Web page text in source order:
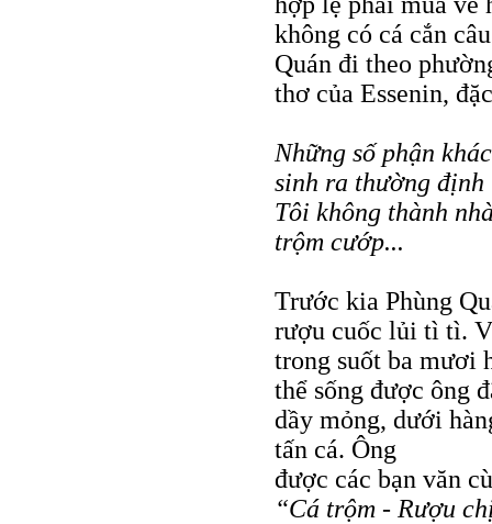
không có cá cắn
Quán đi theo
thơ của Essenin,
Những số phận
sinh ra thường
Tôi không thành
trộm cướp...
Trước kia Phùng
rượu cuốc lủi tì tì.
trong suốt ba mươi
thể sống được ông
dầy mỏng, dưới
tấn cá. Ông
được các bạn văn
“Cá trộm - Rượu